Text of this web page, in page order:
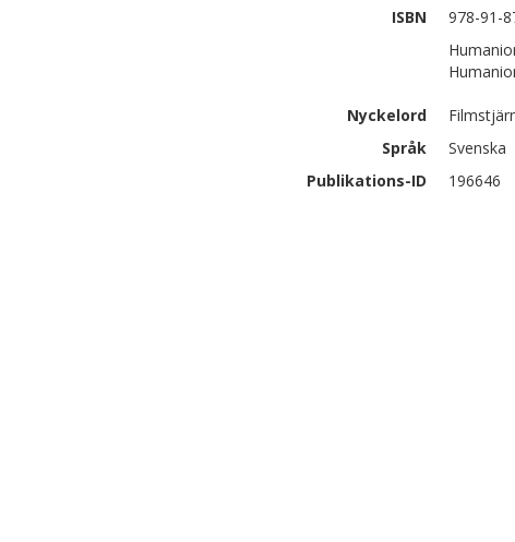
ISBN
978-91-
Nyckelord
Språk
Svenska
Publikations-ID
196646